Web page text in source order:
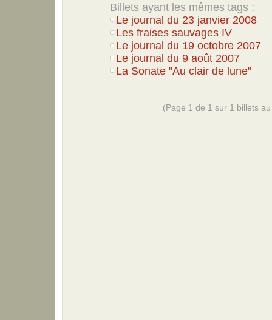
Billets ayant les mêmes tags :
Le journal du 23 janvier 2008
Les fraises sauvages IV
Le journal du 19 octobre 2007
Le journal du 9 août 2007
La Sonate "Au clair de lune"
(Page 1 de 1 sur 1 billets